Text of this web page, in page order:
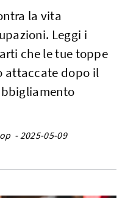
la vita
Leggi i
che le tue toppe
attaccate dopo il
- 2025-05-09